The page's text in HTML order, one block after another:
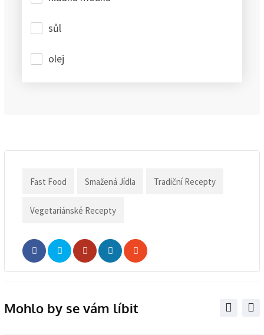
sůl
olej
Fast Food Smažená Jídla Tradiční Recepty
Vegetariánské Recepty
WhatsappShare
Print
Mohlo by se vám líbit